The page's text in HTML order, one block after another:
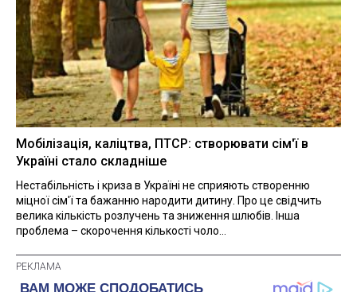
Мобілізація, каліцтва, ПТСР: створювати сім'ї в
Україні стало складніше
Нестабільність і криза в Україні не сприяють створенню
міцної сім'ї та бажанню народити дитину. Про це свідчить
велика кількість розлучень та зниження шлюбів. Інша
проблема – скорочення кількості чоло...